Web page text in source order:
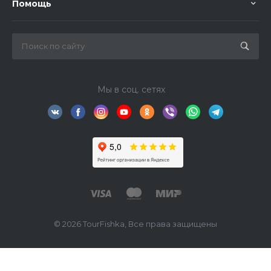
Помощь
Мы в соц. сетях
© 2026 TourFishka, Все права защищены